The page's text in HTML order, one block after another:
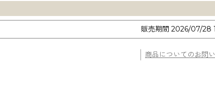
販売期間 2026/07/28
商品についてのお問